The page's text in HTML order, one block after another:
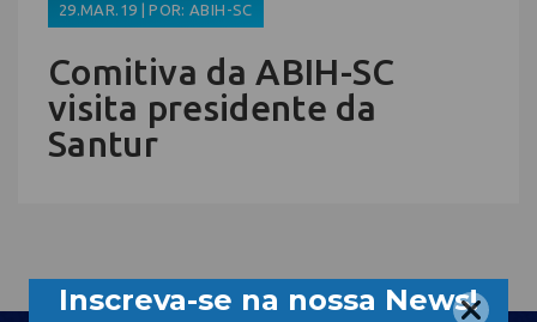
29.MAR.19 | POR: ABIH-SC
Comitiva da ABIH-SC
visita presidente da
Santur